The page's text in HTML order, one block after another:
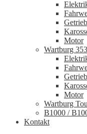
Motor
Wartburg 353
Motor
Wartburg
B1000 /
Kontakt